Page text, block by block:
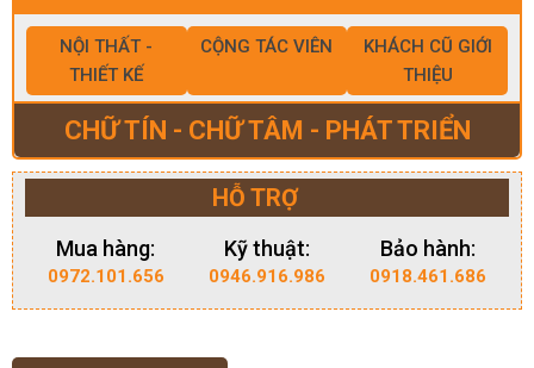
NỘI THẤT -
THIẾT KẾ
CỘNG TÁC VIÊN
KHÁCH CŨ GIỚI
THIỆU
CHỮ TÍN - CHỮ TÂM - PHÁT TRIỂN
HỖ TRỢ
Mua hàng:
0972.101.656
Kỹ thuật:
0946.916.986
Bảo hành:
0918.461.686